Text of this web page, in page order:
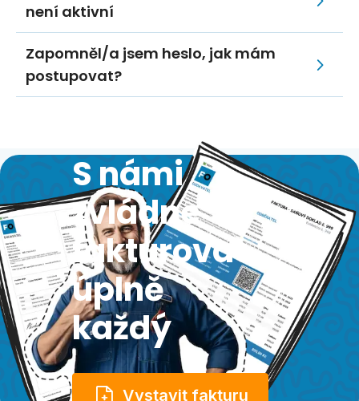
není aktivní
Zapomněl/a jsem heslo, jak mám
postupovat?
S námi
zvládne
fakturovat
úplně
každý
Vystavit fakturu